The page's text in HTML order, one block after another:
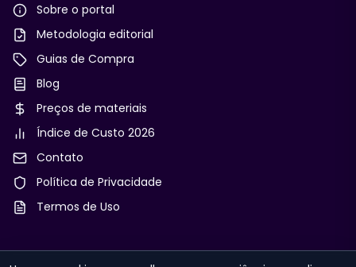
Sobre o portal
Metodologia editorial
Guias de Compra
Blog
Preços de materiais
Índice de Custo 2026
Contato
Política de Privacidade
Termos de Uso